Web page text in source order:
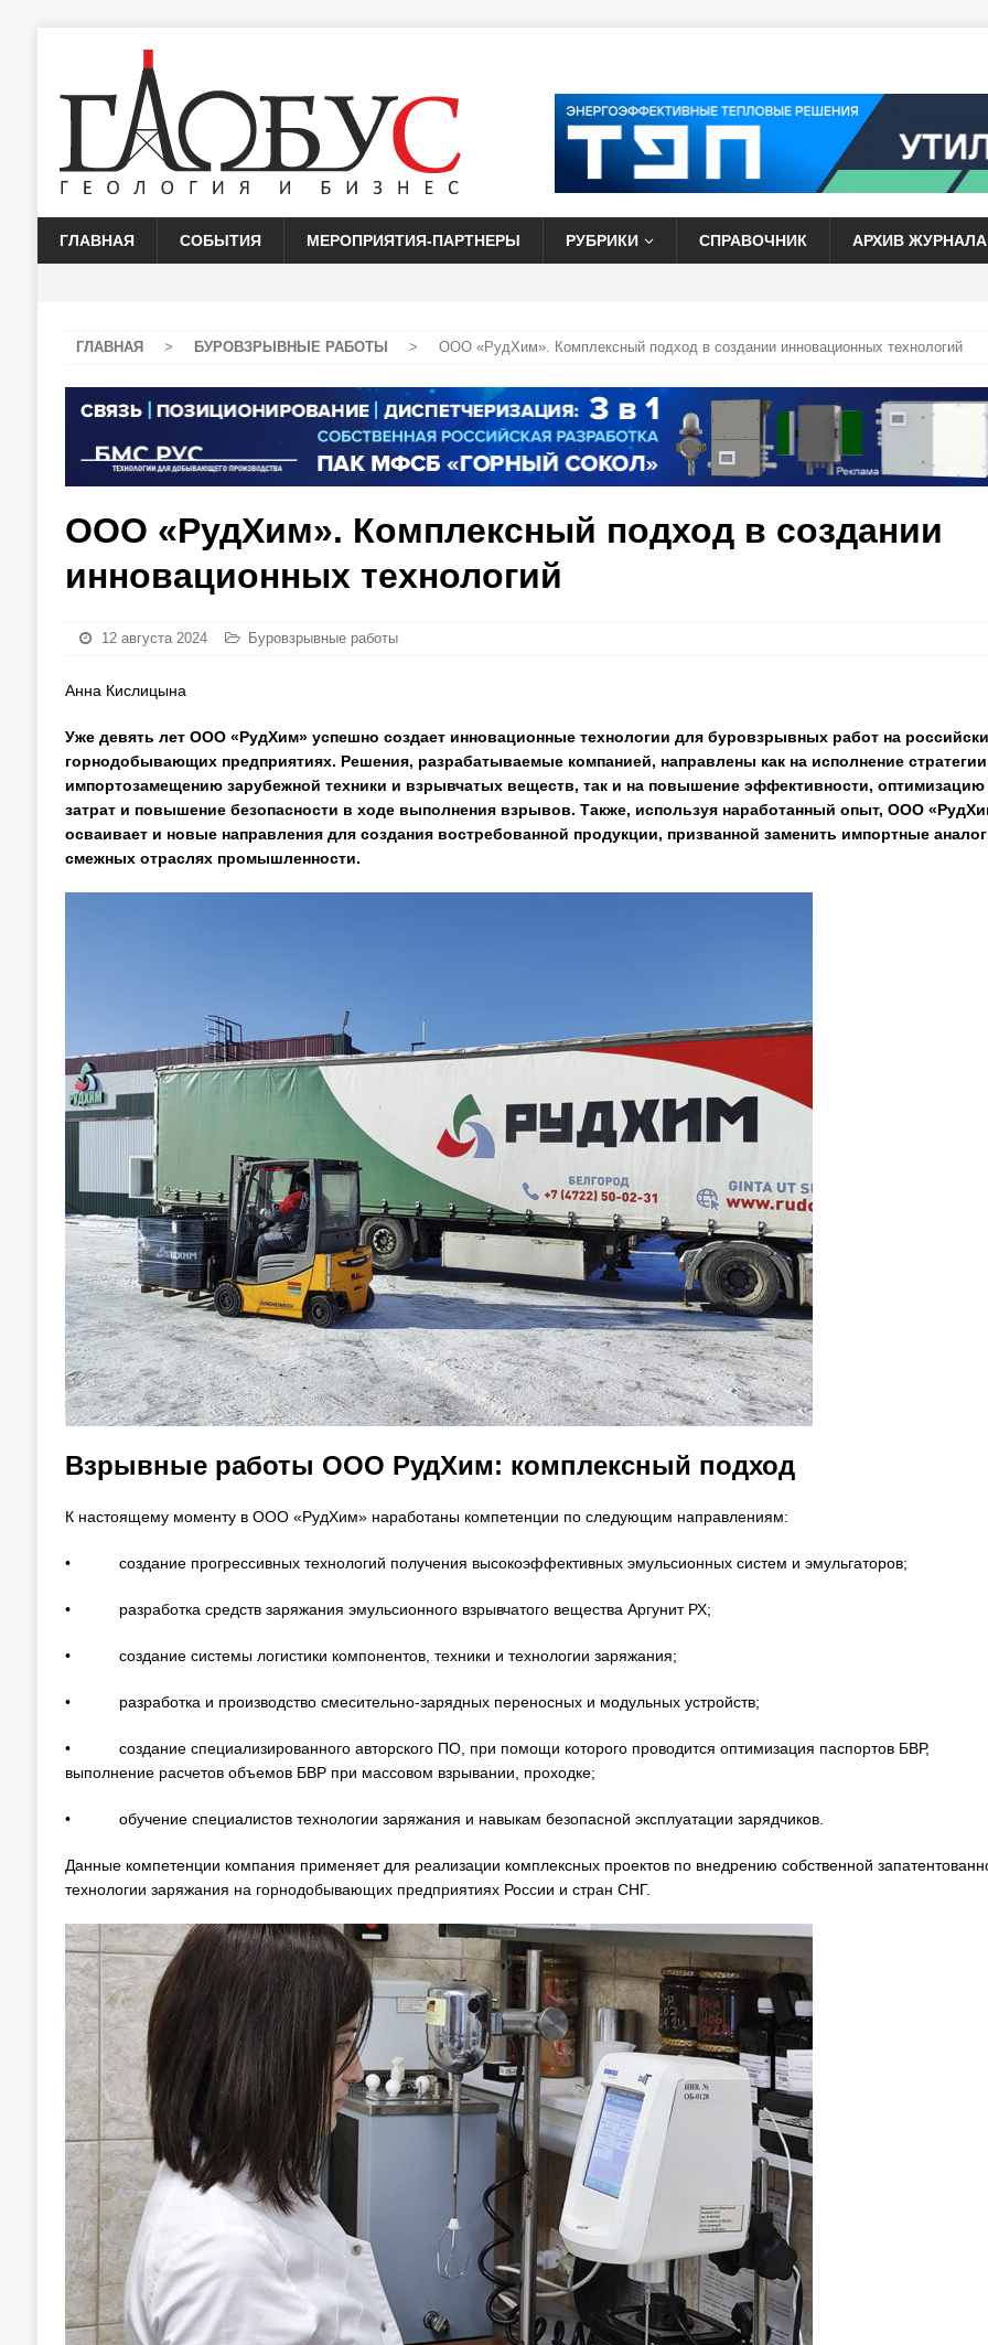
ГЛАВНАЯ СОБЫТИЯ МЕРОПРИЯТИЯ-ПАРТНЕРЫ РУБРИКИ СПРАВОЧНИК АРХИВ ЖУРНАЛА
ГЛАВНАЯ > БУРОВЗРЫВНЫЕ РАБОТЫ > ООО «РудХим». Комплексный подход в создании инновационных технологий
ООО «РудХим». Комплексный подход в создании
инновационных технологий
12 августа 2024 Буровзрывные работы
Анна Кислицына
Уже девять лет ООО «РудХим» успешно создает инновационные технологии для буровзрывных работ на
горнодобывающих предприятиях. Решения, разрабатываемые компанией, направлены как на исполнение
импортозамещению зарубежной техники и взрывчатых веществ, так и на повышение эффективности, оптимизацию
затрат и повышение безопасности в ходе выполнения взрывов. Также, используя наработанный опыт, ООО
осваивает и новые направления для создания востребованной продукции, призванной заменить импортные
смежных отраслях промышленности.
Взрывные работы ООО РудХим: комплексный подход
К настоящему моменту в ООО «РудХим» наработаны компетенции по следующим направлениям:
• создание прогрессивных технологий получения высокоэффективных эмульсионных систем и эмульгаторов;
• разработка средств заряжания эмульсионного взрывчатого вещества Аргунит РХ;
• создание системы логистики компонентов, техники и технологии заряжания;
• разработка и производство смесительно-зарядных переносных и модульных устройств;
• создание специализированного авторского ПО, при помощи которого проводится оптимизация паспортов БВР,
выполнение расчетов объемов БВР при массовом взрывании, проходке;
• обучение специалистов технологии заряжания и навыкам безопасной эксплуатации зарядчиков.
Данные компетенции компания применяет для реализации комплексных проектов по внедрению собственной
технологии заряжания на горнодобывающих предприятиях России и стран СНГ.